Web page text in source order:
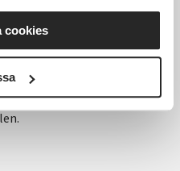
cookies
är en central
och
utveckling för